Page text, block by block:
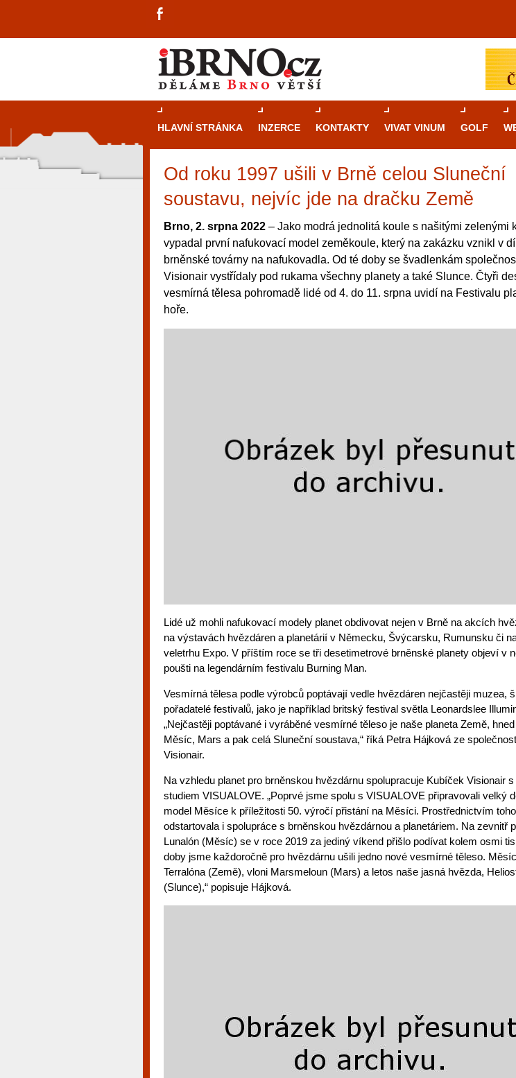
HLAVNÍ STRÁNKA INZERCE KONTAKTY VIVAT VINUM GOLF
Od roku 1997 ušili v Brně celou Sluneční
soustavu, nejvíc jde na dračku Země
Brno, 2. srpna 2022 – Jako modrá jednolitá koule s našitými zelenými
vypadal první nafukovací model zeměkoule, který na zakázku vznikl v
brněnské továrny na nafukovadla. Od té doby se švadlenkám
Visionair vystřídaly pod rukama všechny planety a také Slunce. Čtyři
vesmírná tělesa pohromadě lidé od 4. do 11. srpna uvidí na Festivalu
hoře.
Lidé už mohli nafukovací modely planet obdivovat nejen v Brně na akcích
na výstavách hvězdáren a planetárií v Německu, Švýcarsku, Rumunsku či
veletrhu Expo. V příštím roce se tři desetimetrové brněnské planety objeví v
poušti na legendárním festivalu Burning Man.
Vesmírná tělesa podle výrobců poptávají vedle hvězdáren nejčastěji muzea,
pořadatelé festivalů, jako je například britský festival světla Leonardslee
„Nejčastěji poptávané i vyráběné vesmírné těleso je naše planeta Země,
Měsíc, Mars a pak celá Sluneční soustava,“ říká Petra Hájková ze
Visionair.
Na vzhledu planet pro brněnskou hvězdárnu spolupracuje Kubíček Visionair
studiem VISUALOVE. „Poprvé jsme spolu s VISUALOVE připravovali velký
model Měsíce k příležitosti 50. výročí přistání na Měsíci. Prostřednictvím
odstartovala i spolupráce s brněnskou hvězdárnou a planetáriem. Na zevnitř
Lunalón (Měsíc) se v roce 2019 za jediný víkend přišlo podívat kolem osmi
doby jsme každoročně pro hvězdárnu ušili jedno nové vesmírné těleso.
Terralóna (Země), vloni Marsmeloun (Mars) a letos naše jasná hvězda,
(Slunce),“ popisuje Hájková.
Průvodcekasinovými hrami v
rulety po video automaty
Brno je městem známým pro zajímavé
restaurace, divadla a univerzity.
místem, kde si můžete legálně a
různé kasinové hry. V neustále
metropoli naleznete širokou nabídku
rulety až po moderní automaty jak
návštěvníky, tak pro příležitostné hráče. V...